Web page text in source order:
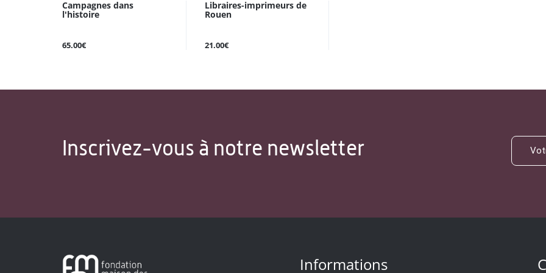
Campagnes dans
l'histoire
65.00€
Libraires-imprimeurs de
Rouen
21.00€
Inscrivez-vous à notre newsletter
Informations